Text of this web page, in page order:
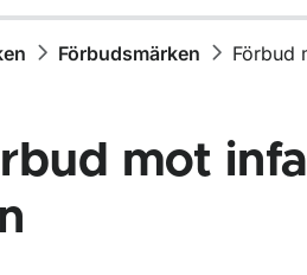
Förbudsmärken Förbud
mot